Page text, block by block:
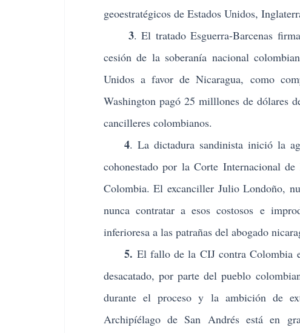
geoestratégicos de Estados Unidos,
3. El tratado Esguerra-Barcenas
cesión de la soberanía nacional
Unidos a favor de Nicaragua, como
Washington pagó 25 milllones de dólares
cancilleres colombianos.
4. La dictadura sandinista inició la
cohonestado por la Corte Internacional
Colombia. El excanciller Julio Londoño,
nunca contratar a esos costosos e
inferioresa a las patrañas del abogado
5. El fallo de la CIJ contra Colombia
desacatado, por parte del pueblo
durante el proceso y la ambición de
Archipíélago de San Andrés está en